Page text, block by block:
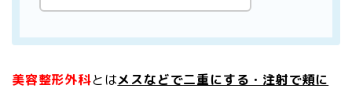
美容整形外科とはメスなどで二重にする・注射で頬に